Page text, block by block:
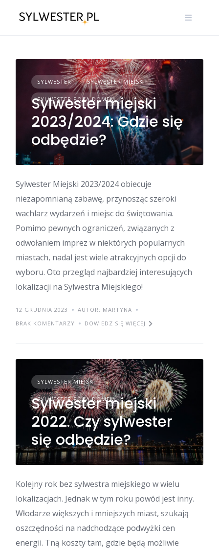
SYLWESTER SYLWESTER MIEJSKI
SYLWESTER POZA DOMEM
Sylwester miejski
2023/2024: Gdzie się
odbędzie?
Sylwester Miejski 2023/2024 obiecuje
niezapomnianą zabawę, przynosząc szeroki
wachlarz wydarzeń i miejsc do świętowania.
Pomimo pewnych ograniczeń, związanych z
odwołaniem imprez w niektórych popularnych
miastach, nadal jest wiele atrakcyjnych opcji do
wyboru. Oto przegląd najbardziej interesujących
lokalizacji na Sylwestra Miejskiego!
12 GRUDNIA 2023
AUTOR: MARTYNA
BRAK KOMENTARZY
DOWIEDZ SIĘ WIĘCEJ
SYLWESTER MIEJSKI
SYLWESTER POZA DOMEM
Sylwester miejski
2022. Czy sylwester
się odbędzie?
Kolejny rok bez sylwestra miejskiego w wielu
lokalizacjach. Jednak w tym roku powód jest inny.
Włodarze większych i mniejszych miast, szukają
oszczędności na nadchodzące podwyżki cen
energii. Tną koszty tam, gdzie będą możliwie